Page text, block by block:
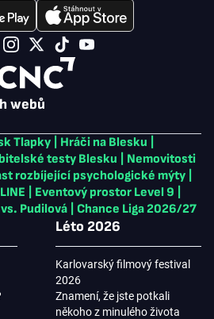
webů
Tlapky Hráči na Blesku
testy Blesku
Nemovitosti
rozbíjející psychologické mýty
Eventový prostor Level 9
Pudilová
Chance Liga 2026/27
Léto 2026
Karlovarský filmový festival
2026
Znamení, že jste potkali
někoho z minulého života